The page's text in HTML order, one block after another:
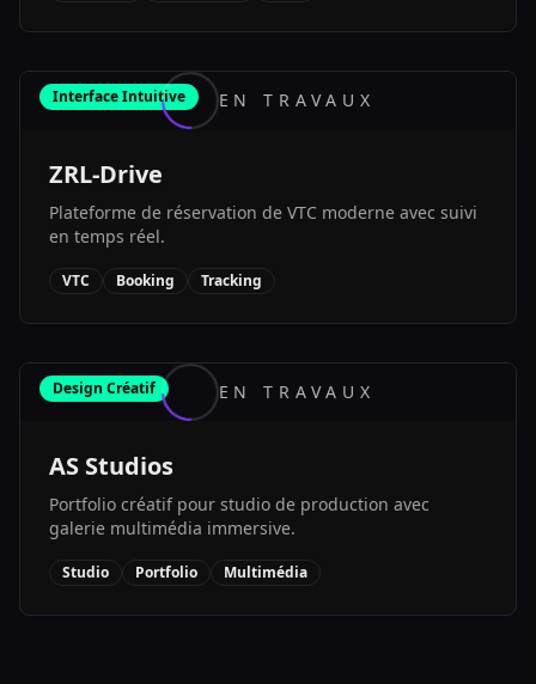
EN TRAVAUX
Interface Intuitive
ZRL-Drive
Plateforme de réservation de VTC moderne avec suivi
en temps réel.
VTC Booking Tracking
EN TRAVAUX
Design Créatif
AS Studios
Portfolio créatif pour studio de production avec
galerie multimédia immersive.
Studio Portfolio Multimédia